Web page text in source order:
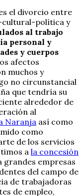
el divorcio entre
política y
al trabajo
personal y
y cuerpos
afectos
muchos y
no circunstancial
que tendría su
alrededor de
al
Naranja así como
como
de los servicios
a la concesión
grandes empresas
del campo de
de trabajadoras
de empleo,